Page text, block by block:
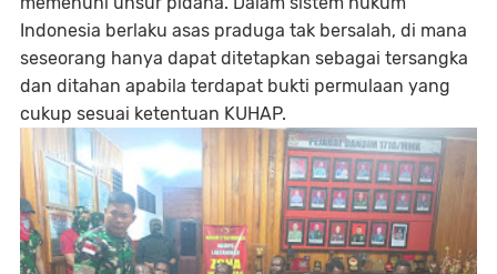
Indonesia berlaku asas praduga tak bersalah, di mana
seseorang hanya dapat ditetapkan sebagai tersangka
dan ditahan apabila terdapat bukti permulaan yang
cukup sesuai ketentuan KUHAP.